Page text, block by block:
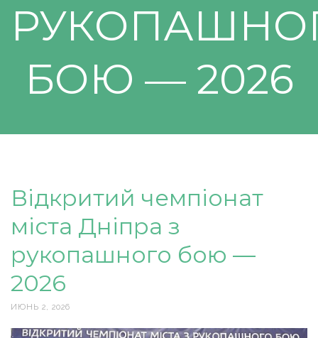
БОЮ — 2026
Відкритий чемпіонат
міста Дніпра з
рукопашного бою —
2026
ИЮНЬ 2, 2026